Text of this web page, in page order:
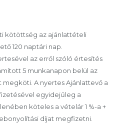
kötöttség az ajánlattételi
120 naptári nap.
az erről szóló értesítés
5 munkanapon belül az
A nyertes Ajánlattevő a
egyidejűleg a
köteles a vételár 1 %-a +
díjat megfizetni.